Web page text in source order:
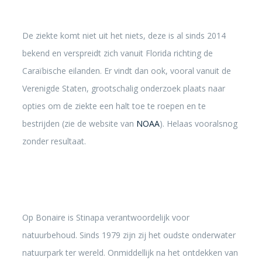
De ziekte komt niet uit het niets, deze is al sinds 2014
bekend en verspreidt zich vanuit Florida richting de
Caraïbische eilanden. Er vindt dan ook, vooral vanuit de
Verenigde Staten, grootschalig onderzoek plaats naar
opties om de ziekte een halt toe te roepen en te
bestrijden (zie de website van NOAA). Helaas vooralsnog
zonder resultaat.
Op Bonaire is Stinapa verantwoordelijk voor
natuurbehoud. Sinds 1979 zijn zij het oudste onderwater
natuurpark ter wereld. Onmiddellijk na het ontdekken van